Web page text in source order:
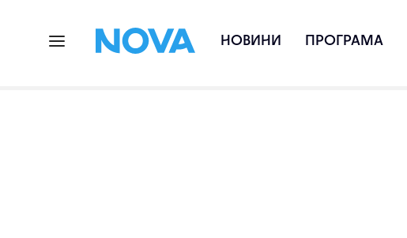
НОВИНИ ПРОГРАМА